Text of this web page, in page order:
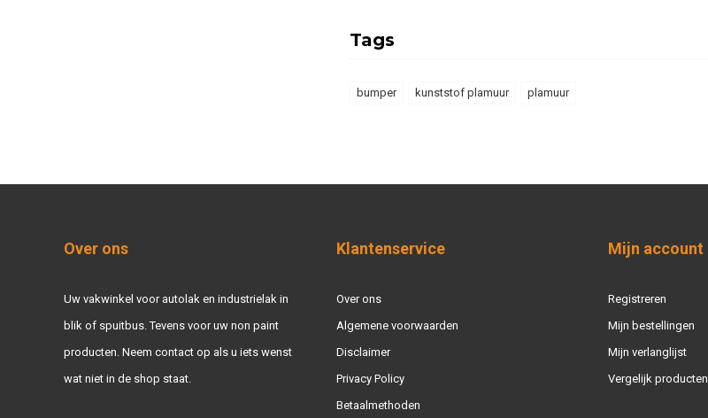
Tags
bumper kunststof plamuur plamuur
Over ons
Uw vakwinkel voor autolak en industrielak in
blik of spuitbus. Tevens voor uw non paint
producten. Neem contact op als u iets wenst
wat niet in de shop staat.
Klantenservice
Over ons
Algemene voorwaarden
Disclaimer
Privacy Policy
Betaalmethoden
Mijn account
Registreren
Mijn bestellingen
Mijn verlanglijst
Vergelijk producten